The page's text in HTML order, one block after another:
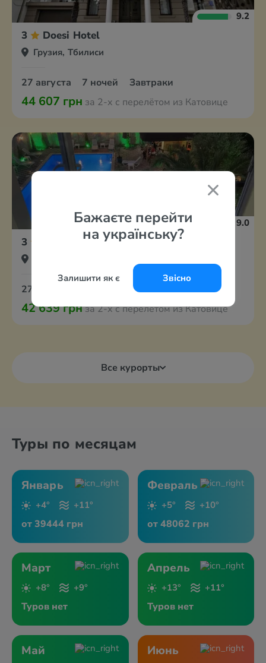
Бажаєте перейти
на українську?
Залишити як є Звісно
9.2
3 Doesi Hotel
Грузия, Тбилиси
27 августа 7 ночей Завтраки
44 607 грн за 2-х с перелётом из Катовице
9.0
3 Estonia Two Hotel
27 августа Завтраки
42 639 грнза 2-х с перелётом из Катовице
Все курорты
Туры по месяцам
Январь
+4° +11°
от 39444 грн
Февраль
+5° +10°
от 48062 грн
Март
+8° +9°
Туров нет
Апрель
+13° +11°
Туров нет
Май Июнь